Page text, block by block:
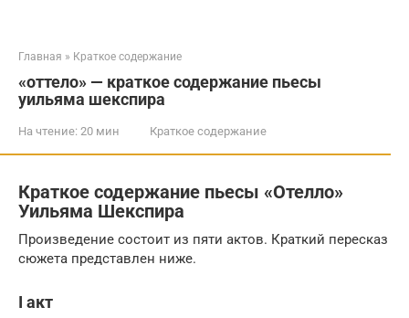
Главная » Краткое содержание
«оттело» — краткое содержание пьесы
уильяма шекспира
На чтение: 20 мин Краткое содержание
Краткое содержание пьесы «Отелло»
Уильяма Шекспира
Произведение состоит из пяти актов. Краткий пересказ
сюжета представлен ниже.
I акт